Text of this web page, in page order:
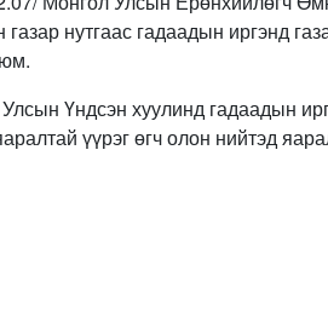
газар нутгаас гадаадын иргэнд
Үндсэн хуулинд гадаадын
үүрэг өгч олон нийтэд